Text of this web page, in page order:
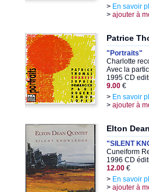
> En savoir
> ajouter à
Patrice
"Portraits"
Charlotte
Avec la
1995 CD
9.00 €
> En savoir
> ajouter à
Elton
"SILENT
Cuneiform
1996 CD
12.00 €
> En savoir
> ajouter à